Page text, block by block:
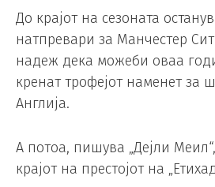
До крајот на сезоната
натпревари за Манчестер
надеж дека можеби оваа
кренат трофејот наменет за
Англија.
А потоа, пишува „Дејли
крајот на престојот на